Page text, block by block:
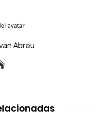
Abreu